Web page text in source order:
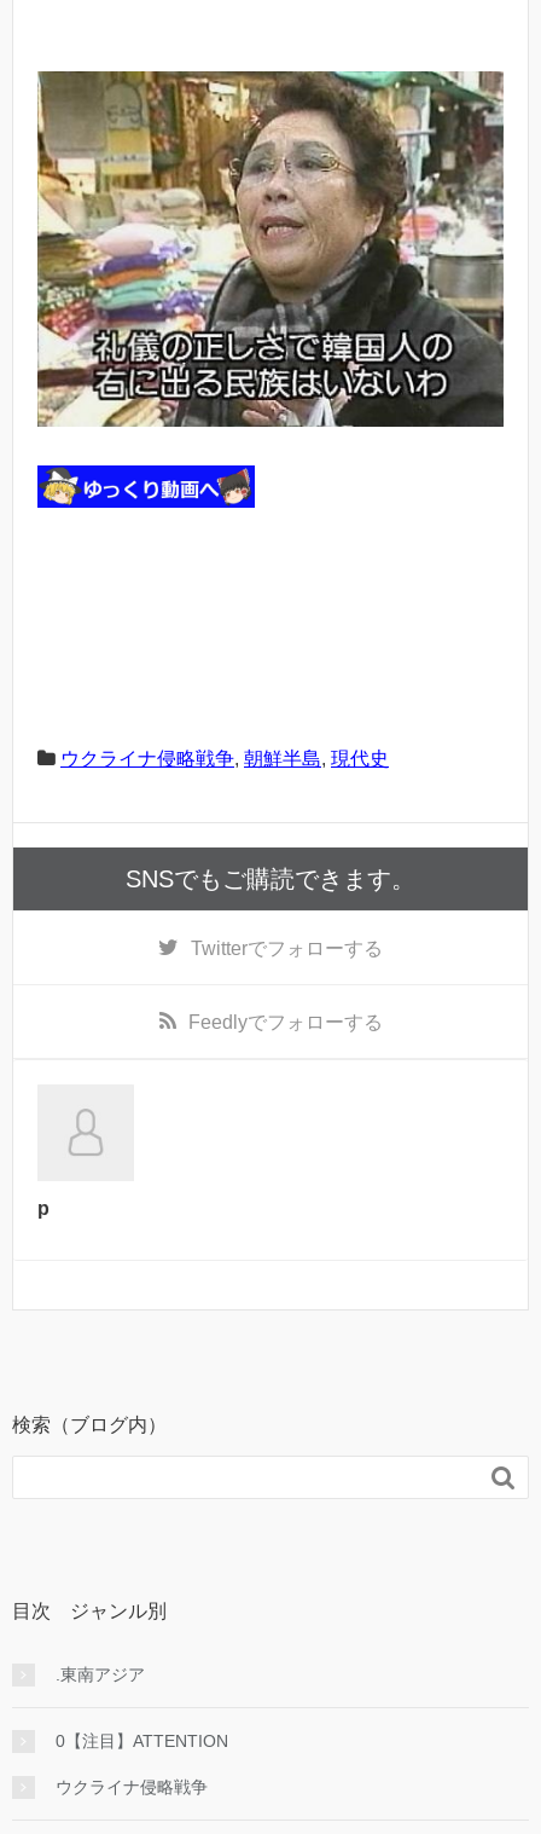
ウクライナ侵略戦争, 朝鮮半島, 現代史
SNSでもご購読できます。
Twitterでフォローする
Feedlyでフォローする
p
検索（ブログ内）

目次 ジャンル別
.東南アジア
0【注目】ATTENTION
ウクライナ侵略戦争